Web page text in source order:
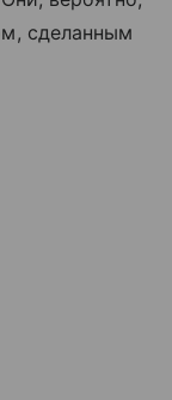
сделанным